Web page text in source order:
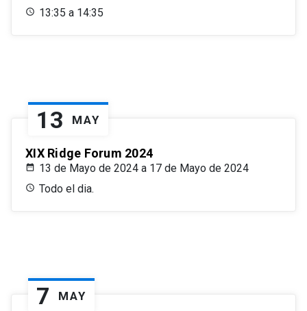
13:35 a 14:35
13 MAY
XIX Ridge Forum 2024
13 de Mayo de 2024 a 17 de Mayo de 2024
Todo el dia.
7 MAY